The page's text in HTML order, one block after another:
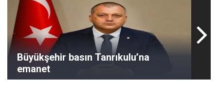
Büyükşehir basın Tanrıkulu’na
emanet